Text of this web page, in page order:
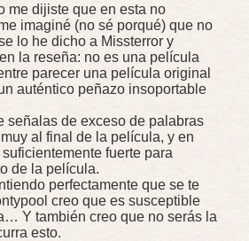
me dijiste que en esta no
imaginé (no sé porqué) que no
lo he dicho a Missterror y
la reseña: no es una película
parecer una película original
auténtico peñazo insoportable
señalas de exceso de palabras
al final de la película, y en
fuerte para
de la película.
perfectamente que se te
creo que es susceptible
Y también creo que no serás la
esto.